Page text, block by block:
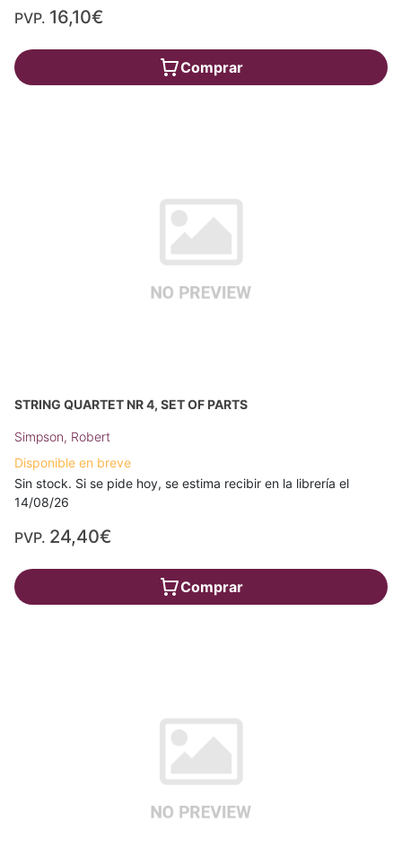
PVP. 16,10€
Comprar
STRING QUARTET NR 4, SET OF PARTS
Simpson, Robert
Disponible en breve
Sin stock. Si se pide hoy, se estima recibir en la librería el
14/08/26
PVP. 24,40€
Comprar